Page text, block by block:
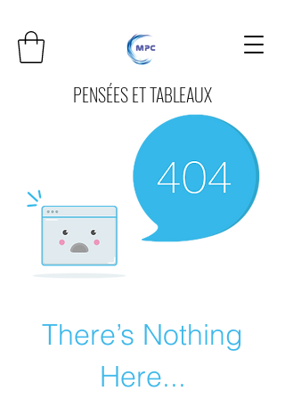
PENSÉES ET TABLEAUX
There’s Nothing
Here...